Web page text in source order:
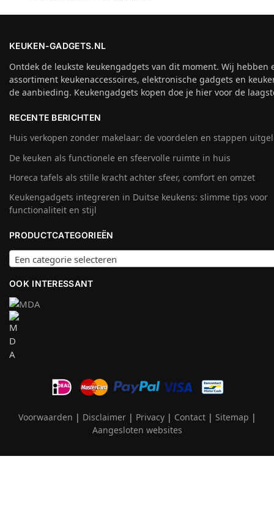
KEUKEN-GADGETS.NL
Ontdek de leukste keukengadgets van dit moment. Wij hebben
assortiment keukenaccessoires, elektronische gadgets en
de aanbieding. Keukengadgets kopen doe je hier voor de
RECENTE BERICHTEN
Huis verkopen zonder makelaar: de voordelen en stappen
De keuken als functionele en sfeervolle ruimte in huis
Horeca tafels als stille kracht achter sfeer, comfort en omzet
Keukengadgets integreren in Duitse keukens: slimme tips voor
functionaliteit en stijl
PRODUCTCATEGORIEËN
Een categorie selecteren
OOK INTERESSANT
Voorwaarden | Disclaimer| Privacy| Contact| Sitemap |
Aangesloten websites